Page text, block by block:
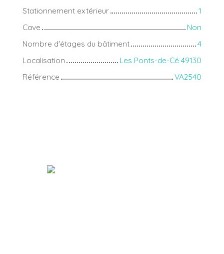
Stationnement extérieur
1
Cave
Non
Nombre d'étages du bâtiment
4
Localisation
Les Ponts-de-Cé 49130
Référence
VA2540